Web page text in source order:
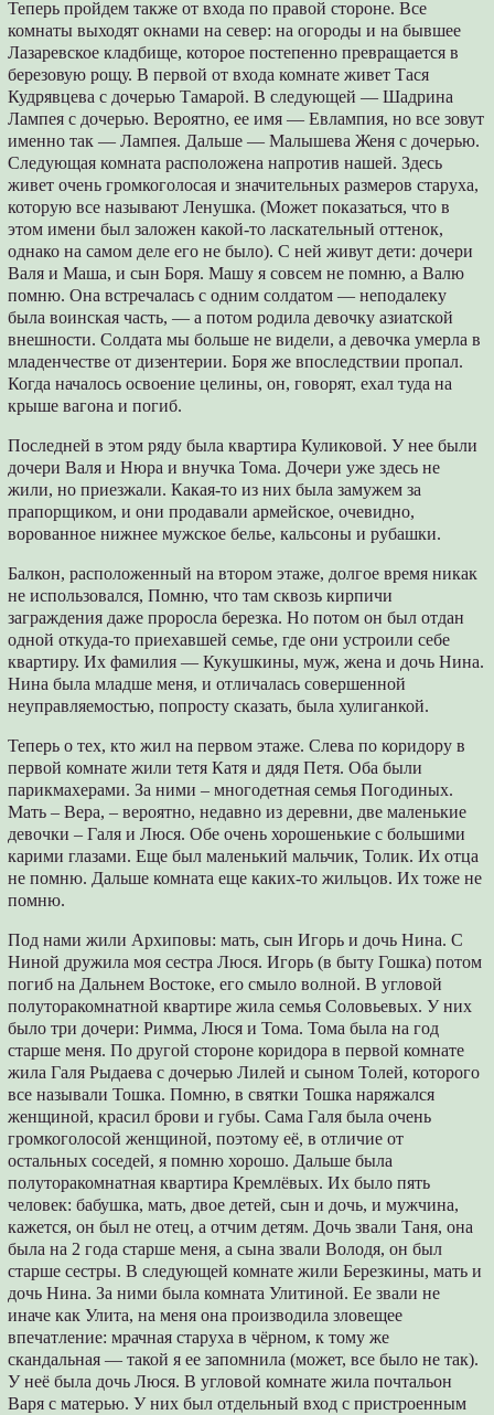
Теперь пройдем также от входа по правой стороне. Все
комнаты выходят окнами на север: на огороды и на бывшее
Лазаревское кладбище, которое постепенно превращается в
березовую рощу. В первой от входа комнате живет Тася
Кудрявцева с дочерью Тамарой. В следующей ― Шадрина
Лампея с дочерью. Вероятно, ее имя ― Евлампия, но все зовут
именно так ― Лампея. Дальше ― Малышева Женя с дочерью.
Следующая комната расположена напротив нашей. Здесь
живет очень громкоголосая и значительных размеров старуха,
которую все называют Ленушка. (Может показаться, что в
этом имени был заложен какой-то ласкательный оттенок,
однако на самом деле его не было). С ней живут дети: дочери
Валя и Маша, и сын Боря. Машу я совсем не помню, а Валю
помню. Она встречалась с одним солдатом ― неподалеку
была воинская часть, ― а потом родила девочку азиатской
внешности. Солдата мы больше не видели, а девочка умерла в
младенчестве от дизентерии. Боря же впоследствии пропал.
Когда началось освоение целины, он, говорят, ехал туда на
крыше вагона и погиб.
Последней в этом ряду была квартира Куликовой. У нее были
дочери Валя и Нюра и внучка Тома. Дочери уже здесь не
жили, но приезжали. Какая-то из них была замужем за
прапорщиком, и они продавали армейское, очевидно,
ворованное нижнее мужское белье, кальсоны и рубашки.
Балкон, расположенный на втором этаже, долгое время никак
не использовался, Помню, что там сквозь кирпичи
заграждения даже проросла березка. Но потом он был отдан
одной откуда-то приехавшей семье, где они устроили себе
квартиру. Их фамилия ― Кукушкины, муж, жена и дочь Нина.
Нина была младше меня, и отличалась совершенной
неуправляемостью, попросту сказать, была хулиганкой.
Теперь о тех, кто жил на первом этаже. Слева по коридору в
первой комнате жили тетя Катя и дядя Петя. Оба были
парикмахерами. За ними – многодетная семья Погодиных.
Мать – Вера, – вероятно, недавно из деревни, две маленькие
девочки – Галя и Люся. Обе очень хорошенькие с большими
карими глазами. Еще был маленький мальчик, Толик. Их отца
не помню. Дальше комната еще каких-то жильцов. Их тоже не
помню.
Под нами жили Архиповы: мать, сын Игорь и дочь Нина. С
Ниной дружила моя сестра Люся. Игорь (в быту Гошка) потом
погиб на Дальнем Востоке, его смыло волной. В угловой
полуторакомнатной квартире жила семья Соловьевых. У них
было три дочери: Римма, Люся и Тома. Тома была на год
старше меня. По другой стороне коридора в первой комнате
жила Галя Рыдаева с дочерью Лилей и сыном Толей, которого
все называли Тошка. Помню, в святки Тошка наряжался
женщиной, красил брови и губы. Сама Галя была очень
громкоголосой женщиной, поэтому её, в отличие от
остальных соседей, я помню хорошо. Дальше была
полуторакомнатная квартира Кремлёвых. Их было пять
человек: бабушка, мать, двое детей, сын и дочь, и мужчина,
кажется, он был не отец, а отчим детям. Дочь звали Таня, она
была на 2 года старше меня, а сына звали Володя, он был
старше сестры. В следующей комнате жили Березкины, мать и
дочь Нина. За ними была комната Улитиной. Ее звали не
иначе как Улита, на меня она производила зловещее
впечатление: мрачная старуха в чёрном, к тому же
скандальная ― такой я ее запомнила (может, все было не так).
У неё была дочь Люся. В угловой комнате жила почтальон
Варя с матерью. У них был отдельный вход с пристроенным